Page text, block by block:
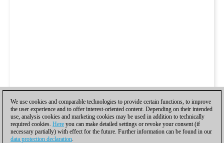
We use cookies and comparable technologies to provide certain functions, to improve
the user experience and to offer interest-oriented content. Depending on their intended
use, analysis cookies and marketing cookies may be used in addition to technically
required cookies. Here you can make detailed settings or revoke your consent (if
necessary partially) with effect for the future. Further information can be found in our
data protection declaration.